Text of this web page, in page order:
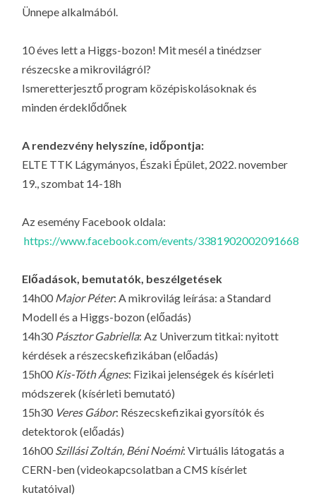
Ünnepe alkalmából.
10 éves lett a Higgs-bozon! Mit mesél a tinédzser
részecske a mikrovilágról?
Ismeretterjesztő program középiskolásoknak és
minden érdeklődőnek
A rendezvény helyszíne, időpontja:
ELTE TTK Lágymányos, Északi Épület, 2022. november
19., szombat 14-18h
Az esemény Facebook oldala:
https://www.facebook.com/events/3381902002091668
Előadások, bemutatók, beszélgetések
14h00 Major Péter: A mikrovilág leírása: a Standard
Modell és a Higgs-bozon (előadás)
14h30 Pásztor Gabriella: Az Univerzum titkai: nyitott
kérdések a részecskefizikában (előadás)
15h00 Kis-Tóth Ágnes: Fizikai jelenségek és kísérleti
módszerek (kísérleti bemutató)
15h30 Veres Gábor: Részecskefizikai gyorsítók és
detektorok (előadás)
16h00 Szillási Zoltán, Béni Noémi: Virtuális látogatás a
CERN-ben (videokapcsolatban a CMS kísérlet
kutatóival)